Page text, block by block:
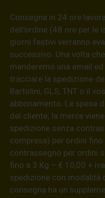
Consegna in 24 ore
dell’ordine (48 ore per
giorni festivi verranno
successivo. Una volta
manderemo una email
tracciare la spedizione
Bartolini, GLS, TNT o il
abbonamento. Le spese
del cliente; la merce
spedizione senza
compresa) per ordini
contrassegno per ordini
fino a 3 Kg – € 10,00 +
spedizione con modalità
consegna ha un